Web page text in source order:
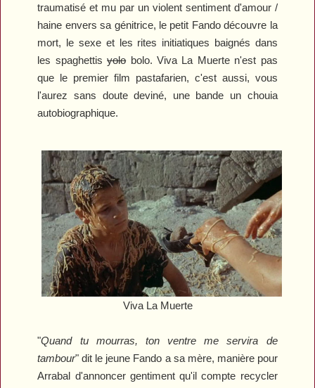
traumatisé et mu par un violent sentiment d'amour /
haine envers sa génitrice, le petit Fando découvre la
mort, le sexe et les rites initiatiques baignés dans
les spaghettisyolobolo.Viva La Muerten'est pas
que le premier film pastafarien, c'est aussi, vous
l'aurez sans doute deviné, une bande un chouia
autobiographique.
Viva La Muerte
"Quand tu mourras, ton ventre me servira de
tambour" dit le jeune Fando a sa mère, manière pour
Arrabal d'annoncer gentiment qu'il compte recycler